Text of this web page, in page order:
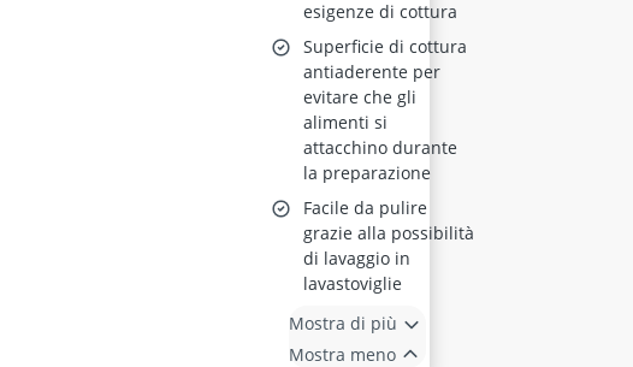
esigenze di cottura
Superficie di cottura
antiaderente per
evitare che gli
alimenti si
attacchino durante
la preparazione
Facile da pulire
grazie alla possibilità
di lavaggio in
lavastoviglie
Mostra di più
Mostra meno